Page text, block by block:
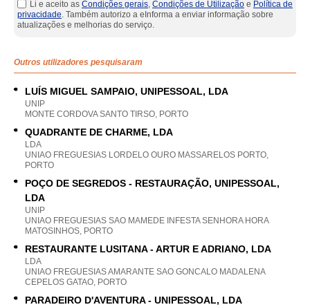
Li e aceito as Condições gerais, Condições de Utilização e Política de
privacidade. Também autorizo a eInforma a enviar informação sobre
atualizações e melhorias do serviço.
Outros utilizadores pesquisaram
LUÍS MIGUEL SAMPAIO, UNIPESSOAL, LDA
UNIP
MONTE CORDOVA SANTO TIRSO, PORTO
QUADRANTE DE CHARME, LDA
LDA
UNIAO FREGUESIAS LORDELO OURO MASSARELOS PORTO,
PORTO
POÇO DE SEGREDOS - RESTAURAÇÃO, UNIPESSOAL,
LDA
UNIP
UNIAO FREGUESIAS SAO MAMEDE INFESTA SENHORA HORA
MATOSINHOS, PORTO
RESTAURANTE LUSITANA - ARTUR E ADRIANO, LDA
LDA
UNIAO FREGUESIAS AMARANTE SAO GONCALO MADALENA
CEPELOS GATAO, PORTO
PARADEIRO D'AVENTURA - UNIPESSOAL, LDA